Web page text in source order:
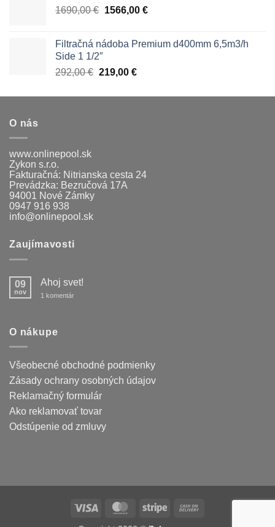
1690,00€ Pôvodná
1690,00 €.
1566,00 €Aktuálna
1566,00 €.
Filtračná nádoba Premium d400mm 6,5m3/h
Side 1 1/2″
292,00€ Pôvodná
bola:
219,00 €Aktuálna
je:
O nás
www.onlinepool.sk
Zykon s.r.o.
Fakturačná: Nitrianska cesta 24
Prevádzka: Bezručová 17A
94001 Nové Zámky
0947 916 938
info@onlinepool.sk
Zaujímavosti
09
nov
Ahoj svet!
1 komentárna
O nákupe
Všeobecné obchodné podmienky
Zásady ochrany osobných údajov
Reklamačný formulár
Ako reklamovať tovar
Odstúpenie od zmluvy
Visa MasterCardStripe